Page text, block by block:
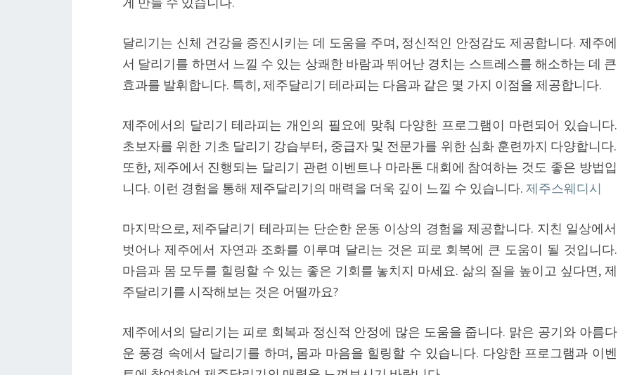
피
달리기는 신체 건강을 증진시키는 데 도움을 주며, 정신적인 안정감도 제공합니다. 제주에
서 달리기를 하면서 느낄 수 있는 상쾌한 바람과 뛰어난 경치는 스트레스를 해소하는 데 큰
효과를 발휘합니다. 특히, 제주달리기 테라피는 다음과 같은 몇 가지 이점을 제공합니다.
제주에서의 달리기 테라피는 개인의 필요에 맞춰 다양한 프로그램이 마련되어 있습니다.
초보자를 위한 기초 달리기 강습부터, 중급자 및 전문가를 위한 심화 훈련까지 다양합니다.
또한, 제주에서 진행되는 달리기 관련 이벤트나 마라톤 대회에 참여하는 것도 좋은 방법입
니다. 이런 경험을 통해 제주달리기의 매력을 더욱 깊이 느낄 수 있습니다. 제주스웨디시
마지막으로, 제주달리기 테라피는 단순한 운동 이상의 경험을 제공합니다. 지친 일상에서
벗어나 제주에서 자연과 조화를 이루며 달리는 것은 피로 회복에 큰 도움이 될 것입니다.
마음과 몸 모두를 힐링할 수 있는 좋은 기회를 놓치지 마세요. 삶의 질을 높이고 싶다면, 제
주달리기를 시작해보는 것은 어떨까요?
제주에서의 달리기는 피로 회복과 정신적 안정에 많은 도움을 줍니다. 맑은 공기와 아름다
운 풍경 속에서 달리기를 하며, 몸과 마음을 힐링할 수 있습니다. 다양한 프로그램과 이벤